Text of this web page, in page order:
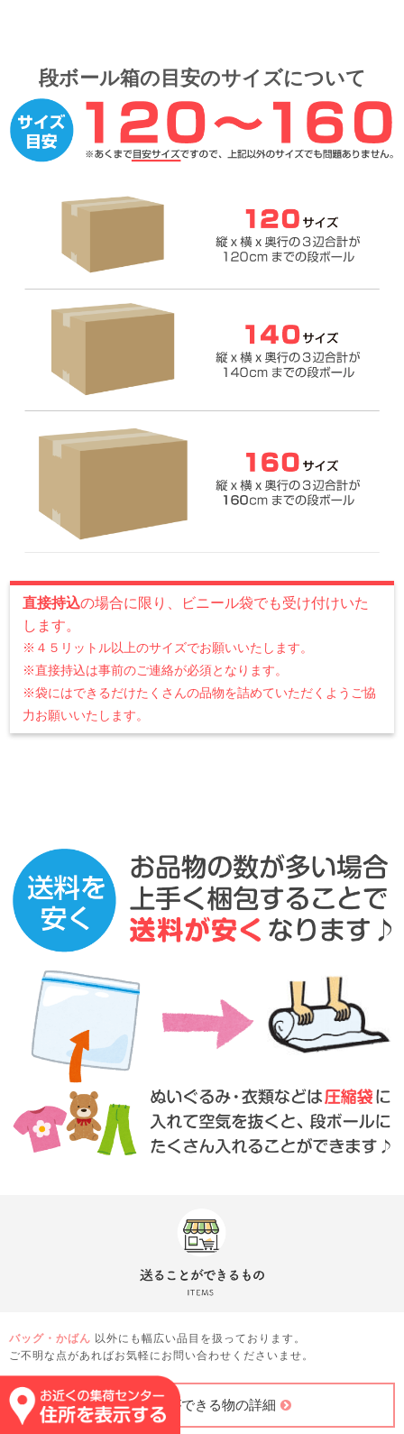
段ボール箱の目安のサイズについて
直接持込の場合に限り、ビニール袋でも受け付けいた
します。
※４５リットル以上のサイズでお願いいたします。
※直接持込は事前のご連絡が必須となります。
※袋にはできるだけたくさんの品物を詰めていただくようご協
力お願いいたします。
バッグ・かばん 以外にも幅広い品目を扱っております。
ご不明な点があればお気軽にお問い合わせくださいませ。
送ることができる物の詳細